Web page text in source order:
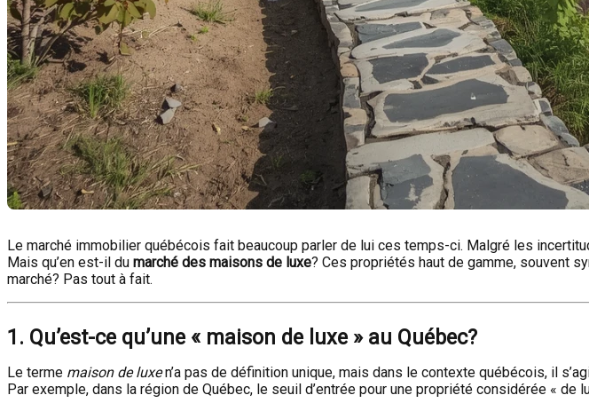
Le marché immobilier québécois fait beaucoup parler de lui ces temps-ci. Malgré les
Mais qu’en est-il du marché des maisons de luxe? Ces propriétés haut de gamme, souvent
marché? Pas tout à fait.
1. Qu’est-ce qu’une « maison de luxe » au Québec?
Le terme maison de luxen’a pas de définition unique, mais dans le contexte québécois, il
Par exemple, dans la région de Québec, le seuil d’entrée pour une propriété considérée « de